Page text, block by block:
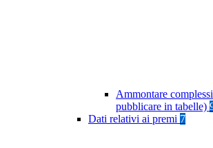
Ammontare
pubblicare in tabelle)
Dati relativi ai premi 7